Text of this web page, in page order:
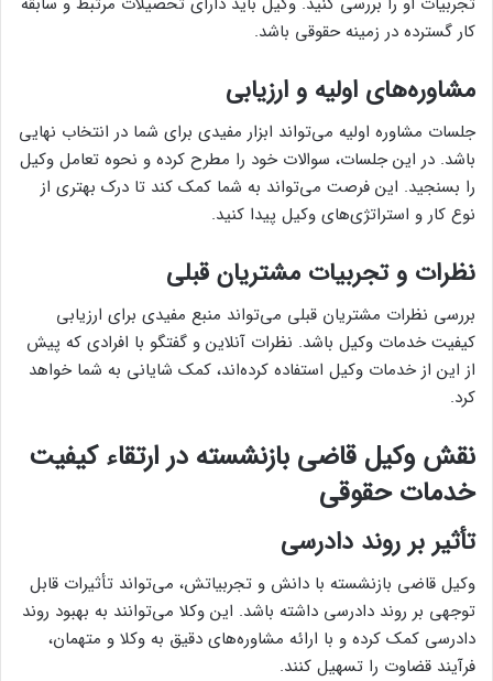
کار گسترده در زمینه حقوقی باشد.
مشاوره‌های اولیه و ارزیابی
جلسات مشاوره اولیه می‌تواند ابزار مفیدی برای شما در انتخاب نهایی
باشد. در این جلسات، سوالات خود را مطرح کرده و نحوه تعامل وکیل
را بسنجید. این فرصت می‌تواند به شما کمک کند تا درک بهتری از
نوع کار و استراتژی‌های وکیل پیدا کنید.
نظرات و تجربیات مشتریان قبلی
بررسی نظرات مشتریان قبلی می‌تواند منبع مفیدی برای ارزیابی
کیفیت خدمات وکیل باشد. نظرات آنلاین و گفتگو با افرادی که پیش
از این از خدمات وکیل استفاده کرده‌اند، کمک شایانی به شما خواهد
کرد.
نقش وکیل قاضی بازنشسته در ارتقاء کیفیت
خدمات حقوقی
تأثیر بر روند دادرسی
وکیل قاضی بازنشسته با دانش و تجربیاتش، می‌تواند تأثیرات قابل
توجهی بر روند دادرسی داشته باشد. این وکلا می‌توانند به بهبود روند
دادرسی کمک کرده و با ارائه مشاوره‌های دقیق به وکلا و متهمان،
فرآیند قضاوت را تسهیل کنند.